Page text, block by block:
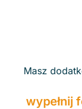
Masz
wypełnij